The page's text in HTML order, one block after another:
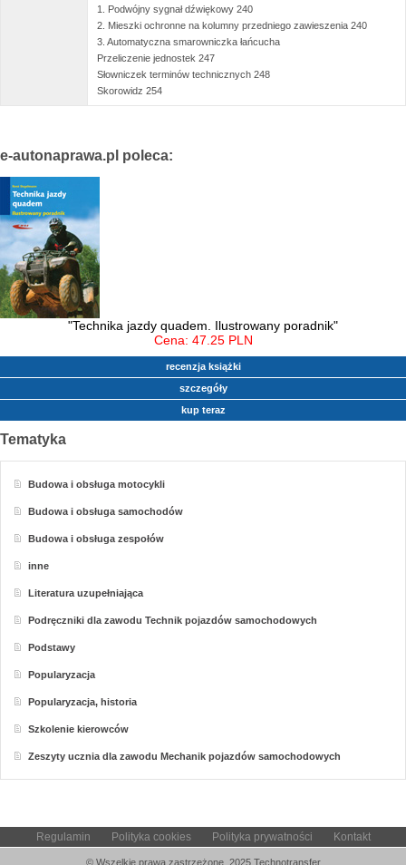
1. Podwójny sygnał dźwiękowy 240
2. Mieszki ochronne na kolumny przedniego zawieszenia 240
3. Automatyczna smarowniczka łańcucha
Przeliczenie jednostek 247
Słowniczek terminów technicznych 248
Skorowidz 254
e-autonaprawa.pl poleca:
"Technika jazdy quadem. Ilustrowany poradnik"
Cena: 47.25 PLN
recenzja książki
szczegóły
kup teraz
Tematyka
Budowa i obsługa motocykli
Budowa i obsługa samochodów
Budowa i obsługa zespołów
inne
Literatura uzupełniająca
Podręczniki dla zawodu Technik pojazdów samochodowych
Podstawy
Popularyzacja
Popularyzacja, historia
Szkolenie kierowców
Zeszyty ucznia dla zawodu Mechanik pojazdów samochodowych
Regulamin Polityka cookies Polityka prywatności Kontakt
© Wszelkie prawa zastrzeżone, 2025 Technotransfer